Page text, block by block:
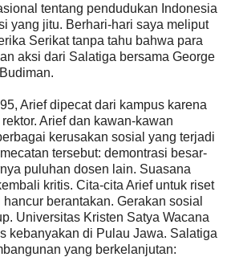
tentang pendudukan Indonesia
yang jitu. Berhari-hari saya meliput
Serikat tanpa tahu bahwa para
aksi dari Salatiga bersama George
Arief dipecat dari kampus karena
Arief dan kawan-kawan
kerusakan sosial yang terjadi
tersebut: demontrasi besar-
puluhan dosen lain. Suasana
kritis. Cita-cita Arief untuk riset
berantakan. Gerakan sosial
Universitas Kristen Satya Wacana
kebanyakan di Pulau Jawa. Salatiga
yang berkelanjutan: